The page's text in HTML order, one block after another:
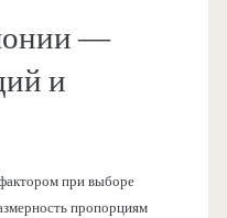
—
и
при выборе
пропорциям